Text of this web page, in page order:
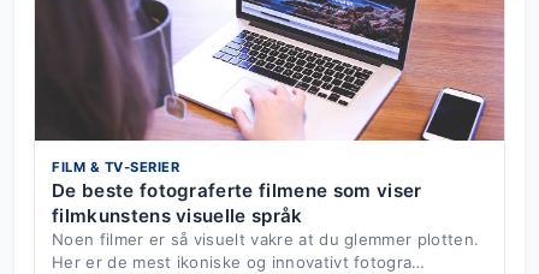
FILM & TV-SERIER
De beste fotograferte filmene som viser
filmkunstens visuelle språk
Noen filmer er så visuelt vakre at du glemmer plotten.
Her er de mest ikoniske og innovativt fotogra…